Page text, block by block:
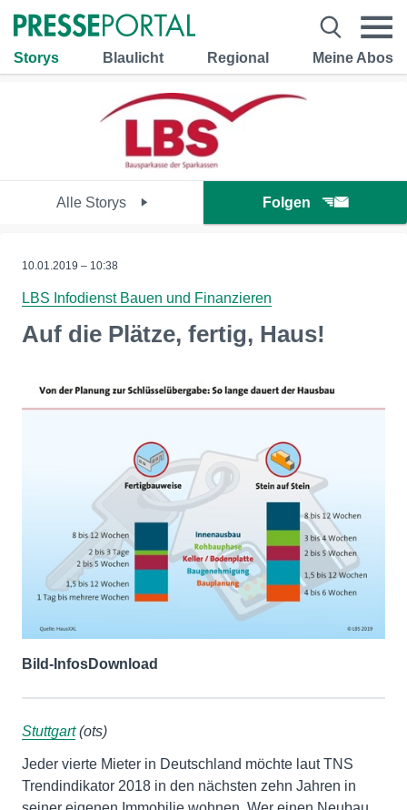
Storys Blaulicht Regional Meine Abos
Alle Storys Folgen
10.01.2019 – 10:38
LBS Infodienst Bauen und Finanzieren
Auf die Plätze, fertig, Haus!
Bild-InfosDownload
Stuttgart(ots)
Jeder vierte Mieter in Deutschland möchte laut TNS
Trendindikator 2018 in den nächsten zehn Jahren in